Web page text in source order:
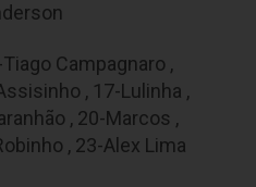
Tiago Campagnaro ,
, 17-Lulinha ,
, 20-Marcos ,
, 23-Alex Lima